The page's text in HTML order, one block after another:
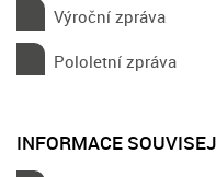
Výroční zpráva
Pololetní zpráva
INFORMACE